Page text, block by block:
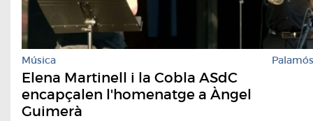
Música Palamós
Elena Martinell i la Cobla ASdC
encapçalen l'homenatge a Àngel
Guimerà